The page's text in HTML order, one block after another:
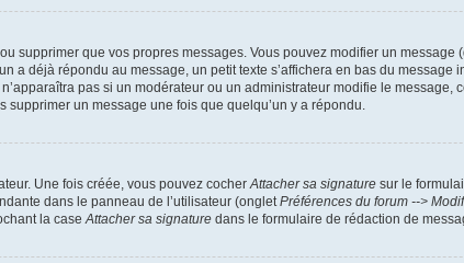
supprimer que vos propres messages. Vous pouvez modifier un
a déjà répondu au message, un petit texte s’affichera en bas du message
pas si un modérateur ou un administrateur modifie le
un message une fois que quelqu’un y a répondu.
Une fois créée, vous pouvez cocher Attacher sa signature sur le
dans le panneau de l’utilisateur (onglet Préférences du forum -->
la case Attacher sa signature dans le formulaire de rédaction de